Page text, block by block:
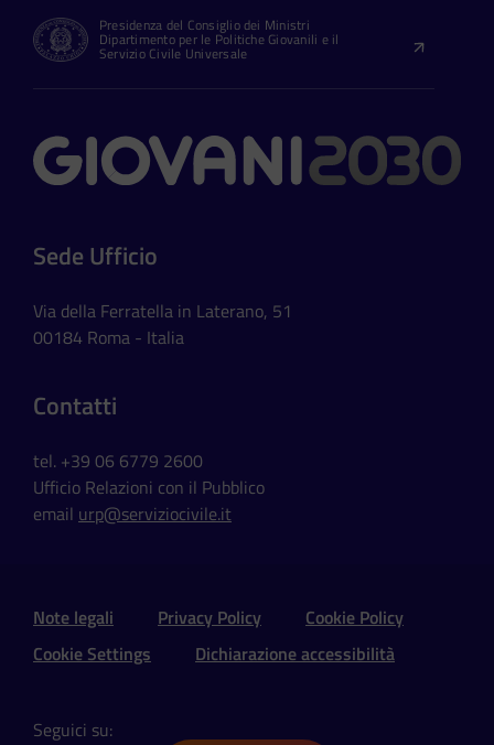
Presidenza del Consiglio dei Ministri
Dipartimento per le Politiche Giovanili e il
Servizio Civile Universale
Contatti
Sede Ufficio
Via della Ferratella in Laterano, 51
00184 Roma - Italia
Contatti
tel. +39 06 6779 2600
Ufficio Relazioni con il Pubblico
email urp@serviziocivile.it
Sezione Link Utili e Social
Note legali Privacy Policy
Cookie Policy
Cookie Settings
Dichiarazione accessibilità
Seguici su: